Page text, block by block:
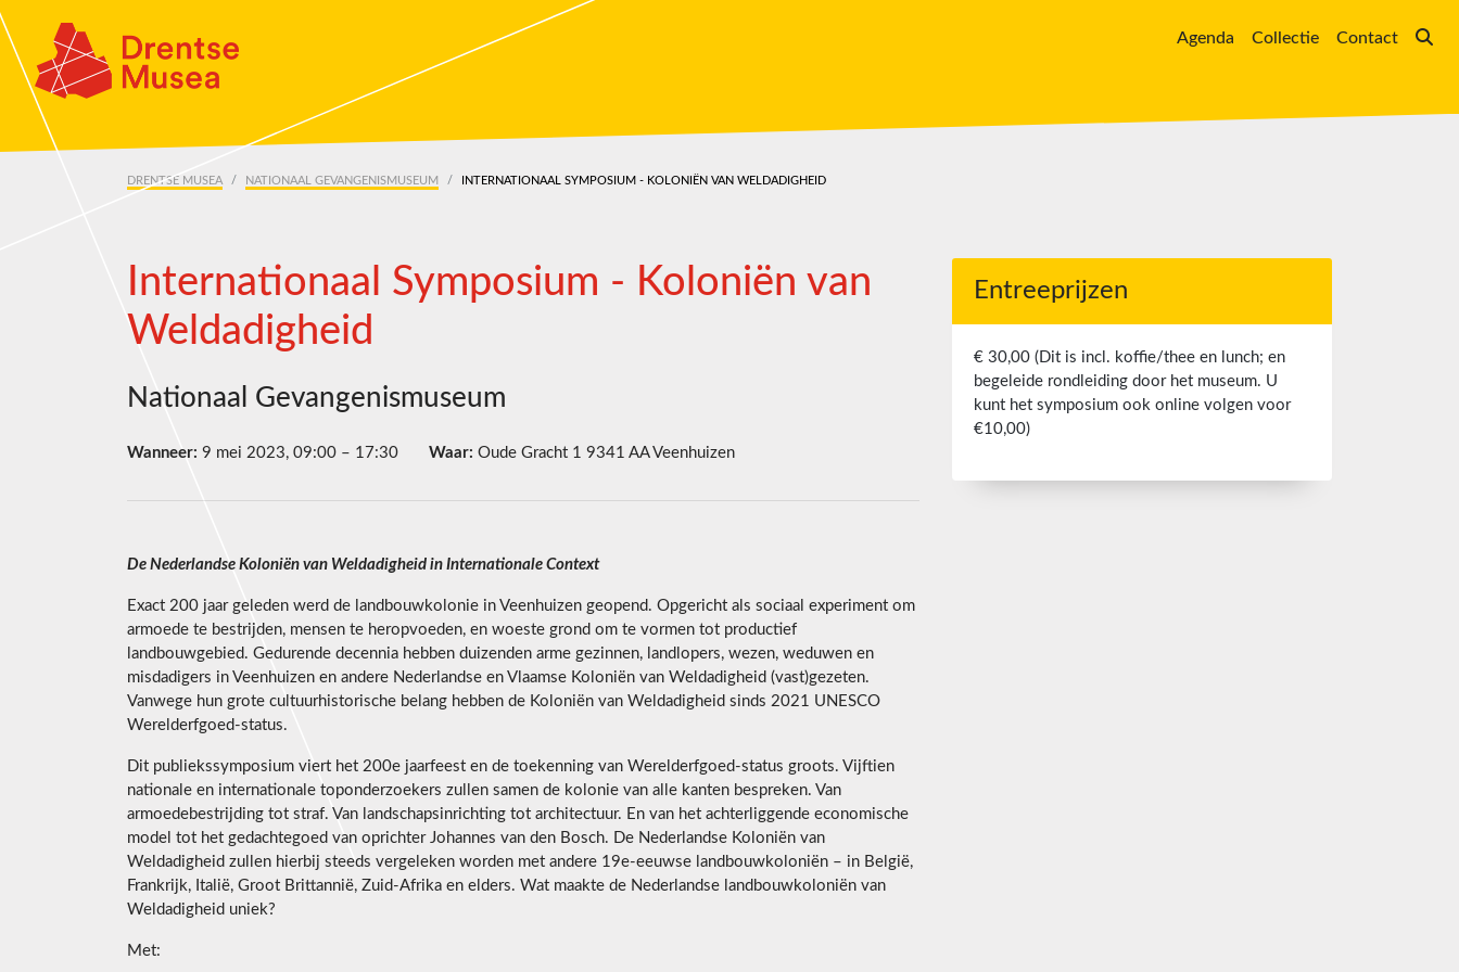
Skip navigation
Agenda Collectie Contact
DRENTSE MUSEA NATIONAAL GEVANGENISMUSEUM INTERNATIONAAL SYMPOSIUM - KOLONIËN VAN WELDADIGHEID
Internationaal Symposium - Koloniën van
Weldadigheid
Nationaal Gevangenismuseum
Wanneer: 9 mei 2023, 09:00 – 17:30 Waar: Oude Gracht 1 9341 AA Veenhuizen
De Nederlandse Koloniën van Weldadigheid in Internationale Context
Exact 200 jaar geleden werd de landbouwkolonie in Veenhuizen geopend. Opgericht als sociaal experiment om
armoede te bestrijden, mensen te heropvoeden, en woeste grond om te vormen tot productief
landbouwgebied. Gedurende decennia hebben duizenden arme gezinnen, landlopers, wezen, weduwen en
misdadigers in Veenhuizen en andere Nederlandse en Vlaamse Koloniën van Weldadigheid (vast)gezeten.
Vanwege hun grote cultuurhistorische belang hebben de Koloniën van Weldadigheid sinds 2021 UNESCO
Werelderfgoed-status.
Dit publiekssymposium viert het 200e jaarfeest en de toekenning van Werelderfgoed-status groots. Vijftien
nationale en internationale toponderzoekers zullen samen de kolonie van alle kanten bespreken. Van
armoedebestrijding tot straf. Van landschapsinrichting tot architectuur. En van het achterliggende economische
model tot het gedachtegoed van oprichter Johannes van den Bosch. De Nederlandse Koloniën van
Weldadigheid zullen hierbij steeds vergeleken worden met andere 19e-eeuwse landbouwkoloniën – in België,
Frankrijk, Italië, Groot Brittannië, Zuid-Afrika en elders. Wat maakte de Nederlandse landbouwkoloniën van
Weldadigheid uniek?
Met:
Entreeprijzen
€ 30,00 (Dit is incl. koffie/thee en lunch; en
begeleide rondleiding door het museum. U
kunt het symposium ook online volgen voor
€10,00)